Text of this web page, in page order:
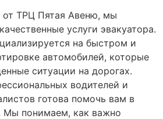
от ТРЦ Пятая Авеню, мы
услуги эвакуатора.
на быстром и
автомобилей, которые
ситуации на дорогах.
водителей и
готова помочь вам в
Мы понимаем, как важно